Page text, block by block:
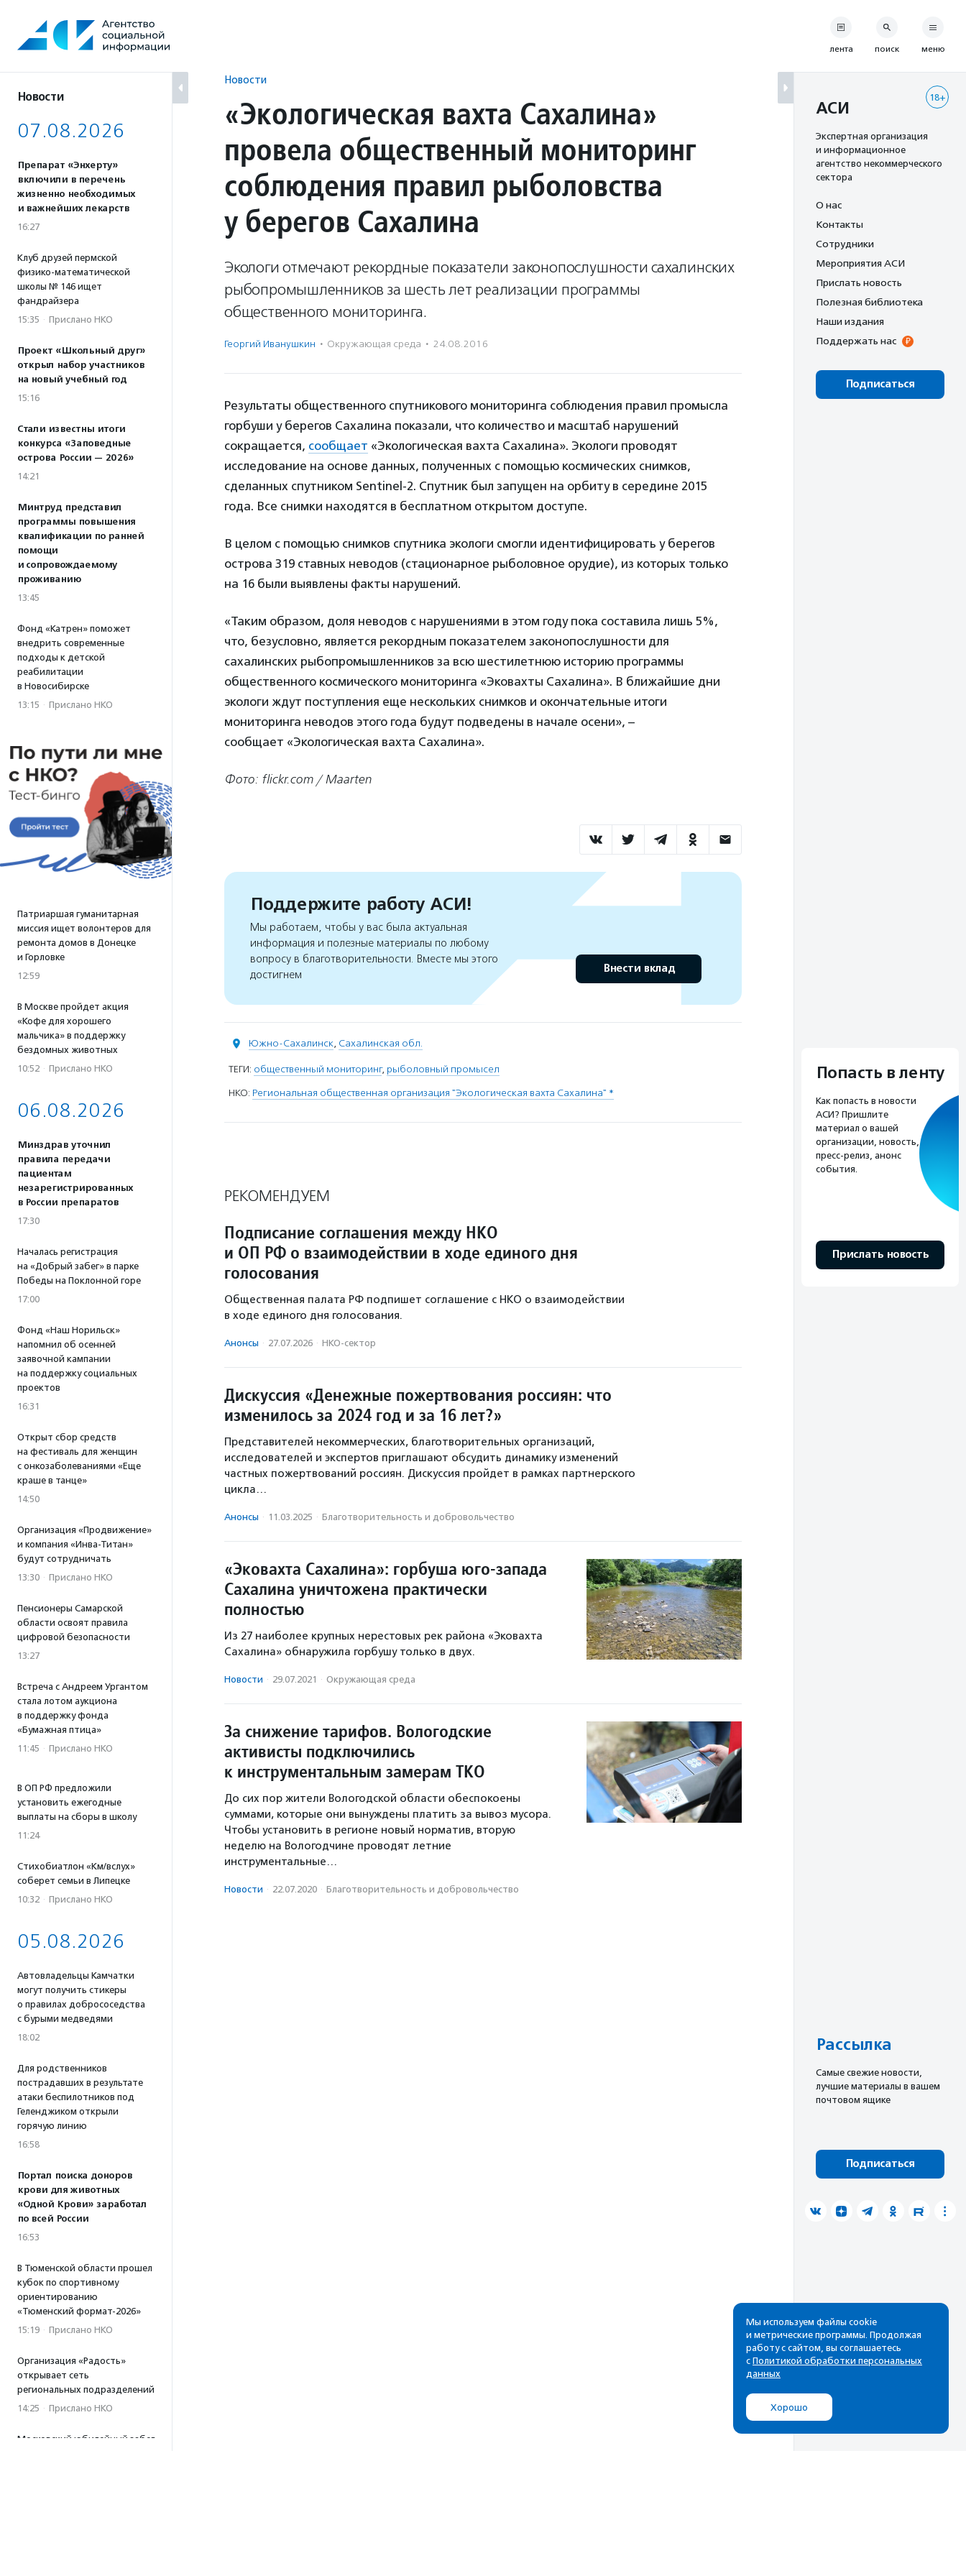
содержанию
Новости
07.08.2026
Препарат «Энхерту»
включили в перечень
жизненно необходимых
и важнейших лекарств
16:27
Клуб друзей пермской
физико-математической
школы № 146 ищет
фандрайзера
15:35 · Прислано НКО
Проект «Школьный друг»
открыл набор участников
на новый учебный год
15:16
Стали известны итоги
конкурса «Заповедные
острова России — 2026»
14:21
Минтруд представил
программы повышения
квалификации по ранней
помощи
и сопровождаемому
проживанию
13:45
Фонд «Катрен» поможет
внедрить современные
подходы к детской
реабилитации
в Новосибирске
13:15 · Прислано НКО
Патриаршая гуманитарная
миссия ищет волонтеров для
ремонта домов в Донецке
и Горловке
12:59
В Москве пройдет акция
«Кофе для хорошего
мальчика» в поддержку
бездомных животных
10:52 · Прислано НКО
06.08.2026
Минздрав уточнил
правила передачи
пациентам
незарегистрированных
в России препаратов
17:30
Началась регистрация
на «Добрый забег» в парке
Победы на Поклонной горе
17:00
Фонд «Наш Норильск»
напомнил об осенней
заявочной кампании
на поддержку социальных
проектов
16:31
Открыт сбор средств
на фестиваль для женщин
с онкозаболеваниями «Еще
краше в танце»
14:50
Организация «Продвижение»
и компания «Инва-Титан»
будут сотрудничать
13:30 · Прислано НКО
Пенсионеры Самарской
области освоят правила
цифровой безопасности
13:27
Встреча с Андреем Ургантом
стала лотом аукциона
в поддержку фонда
«Бумажная птица»
11:45 · Прислано НКО
В ОП РФ предложили
установить ежегодные
выплаты на сборы в школу
11:24
Стихобиатлон «Км/вслух»
соберет семьи в Липецке
10:32 · Прислано НКО
05.08.2026
Автовладельцы Камчатки
могут получить стикеры
о правилах добрососедства
с бурыми медведями
18:02
Для родственников
пострадавших в результате
атаки беспилотников под
Геленджиком открыли
горячую линию
16:58
Портал поиска доноров
крови для животных
«Одной Крови» заработал
по всей России
16:53
В Тюменской области прошел
кубок по спортивному
ориентированию
«Тюменский формат-2026»
15:19 · Прислано НКО
Организация «Радость»
открывает сеть
региональных подразделений
14:25 · Прислано НКО
Московский юбилейный забег
Новости
«Экологическая вахта Сахалина»
провела общественный мониторинг
соблюдения правил рыболовства
у берегов Сахалина
Экологи отмечают рекордные показатели законопослушности сахалинских
рыбопромышленников за шесть лет реализации программы
общественного мониторинга.
Георгий Иванушкин · Окружающая среда · 24.08.2016
Результаты общественного спутникового мониторинга соблюдения правил промысла
горбуши у берегов Сахалина показали, что количество и масштаб нарушений
сокращается, сообщает «Экологическая вахта Сахалина». Экологи проводят
исследование на основе данных, полученных с помощью космических снимков,
сделанных спутником Sentinel-2. Спутник был запущен на орбиту в середине 2015
года. Все снимки находятся в бесплатном открытом доступе.
В целом с помощью снимков спутника экологи смогли идентифицировать у берегов
острова 319 ставных неводов (стационарное рыболовное орудие), из которых только
на 16 были выявлены факты нарушений.
«Таким образом, доля неводов с нарушениями в этом году пока составила лишь 5%,
что, безусловно, является рекордным показателем законопослушности для
сахалинских рыбопромышленников за всю шестилетнюю историю программы
общественного космического мониторинга «Эковахты Сахалина». В ближайшие дни
экологи ждут поступления еще нескольких снимков и окончательные итоги
мониторинга неводов этого года будут подведены в начале осени», –
сообщает «Экологическая вахта Сахалина».
Фото: flickr.com / Maarten
Поддержите работу АСИ!
Мы работаем, чтобы у вас была актуальная
информация и полезные материалы по любому
вопросу в благотворительности. Вместе мы этого
достигнем
Внести вклад
Южно-Сахалинск, Сахалинская обл.
ТЕГИ: общественный мониторинг, рыболовный промысел
НКО: Региональная общественная организация "Экологическая вахта Сахалина" *
РЕКОМЕНДУЕМ
Подписание соглашения между НКО
и ОП РФ о взаимодействии в ходе единого дня
голосования
Общественная палата РФ подпишет соглашение с НКО о взаимодействии
в ходе единого дня голосования.
Анонсы · 27.07.2026 · НКО-сектор
Дискуссия «Денежные пожертвования россиян: что
изменилось за 2024 год и за 16 лет?»
Представителей некоммерческих, благотворительных организаций,
исследователей и экспертов приглашают обсудить динамику изменений
частных пожертвований россиян. Дискуссия пройдет в рамках партнерского
цикла…
Анонсы · 11.03.2025 · Благотвори­тель­ность и доброволь­чест­во
«Эковахта Сахалина»: горбуша юго-запада
Сахалина уничтожена практически
полностью
Из 27 наиболее крупных нерестовых рек района «Эковахта
Сахалина» обнаружила горбушу только в двух.
Новости · 29.07.2021 · Окружающая среда
За снижение тарифов. Вологодские
активисты подключились
к инструментальным замерам ТКО
До сих пор жители Вологодской области обеспокоены
суммами, которые они вынуждены платить за вывоз мусора.
Чтобы установить в регионе новый норматив, вторую
неделю на Вологодчине проводят летние
инструментальные…
Новости · 22.07.2020 · Благотвори­тель­ность и доброволь­чест­во
лента поиск меню
18+
АСИ
Экспертная организация
и информационное
агентство некоммерческого
сектора
О нас
Контакты
Сотрудники
Мероприятия АСИ
Прислать новость
Полезная библиотека
Наши издания
Поддержать нас
Подписаться
Попасть в ленту
Как попасть в новости
АСИ? Пришлите
материал о вашей
организации, новость,
пресс-релиз, анонс
события.
Прислать новость
Рассылка
Cамые свежие новости,
лучшие материалы в вашем
почтовом ящике
Подписаться
Мы используем файлы cookie
и метрические программы. Продолжая
работу с сайтом, вы соглашаетесь
с Политикой обработки персональных
данных
Хорошо